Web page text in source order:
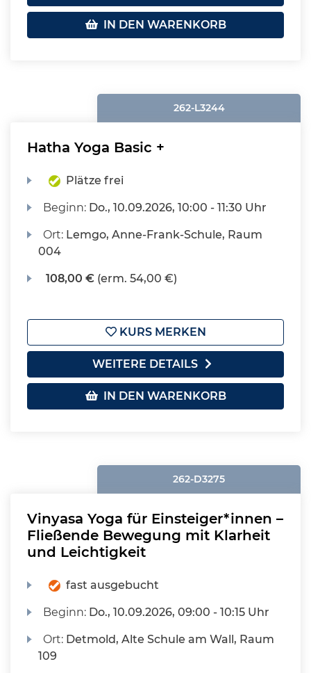
IN DEN WARENKORB
262-L3244
Hatha Yoga Basic +
Plätze frei
Beginn: Do., 10.09.2026, 10:00 - 11:30 Uhr
Ort: Lemgo, Anne-Frank-Schule, Raum
004
108,00 € (erm. 54,00 €)
KURS MERKEN
WEITERE DETAILS
IN DEN WARENKORB
262-D3275
Vinyasa Yoga für Einsteiger*innen –
Fließende Bewegung mit Klarheit
und Leichtigkeit
fast ausgebucht
Beginn: Do., 10.09.2026, 09:00 - 10:15 Uhr
Ort: Detmold, Alte Schule am Wall, Raum
109